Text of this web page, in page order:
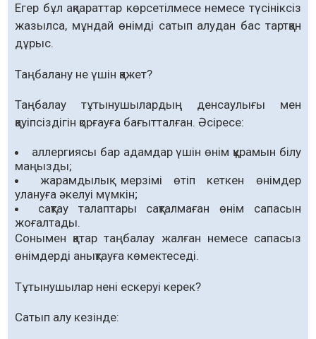
Егер бұл ақпараттар көрсетілмесе немесе түсініксіз
жазылса, мұндай өнімді сатып алудан бас тартқан
дұрыс.
Таңбалану не үшін қажет?
Таңбалау тұтынушылардың денсаулығы мен
қауіпсіздігін қорғауға бағытталған. Әсіресе:
аллергиясы бар адамдар үшін өнім құрамын білу
маңызды;
жарамдылық мерзімі өтіп кеткен өнімдер
улануға әкелуі мүмкін;
сақтау талаптары сақталмаған өнім сапасын
жоғалтады.
Сонымен қатар таңбалау жалған немесе сапасыз
өнімдерді анықтауға көмектеседі.
Тұтынушылар нені ескеруі керек?
Сатып алу кезінде: